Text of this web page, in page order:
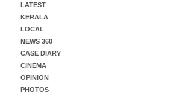
LATEST
KERALA
LOCAL
NEWS 360
CASE DIARY
CINEMA
OPINION
PHOTOS